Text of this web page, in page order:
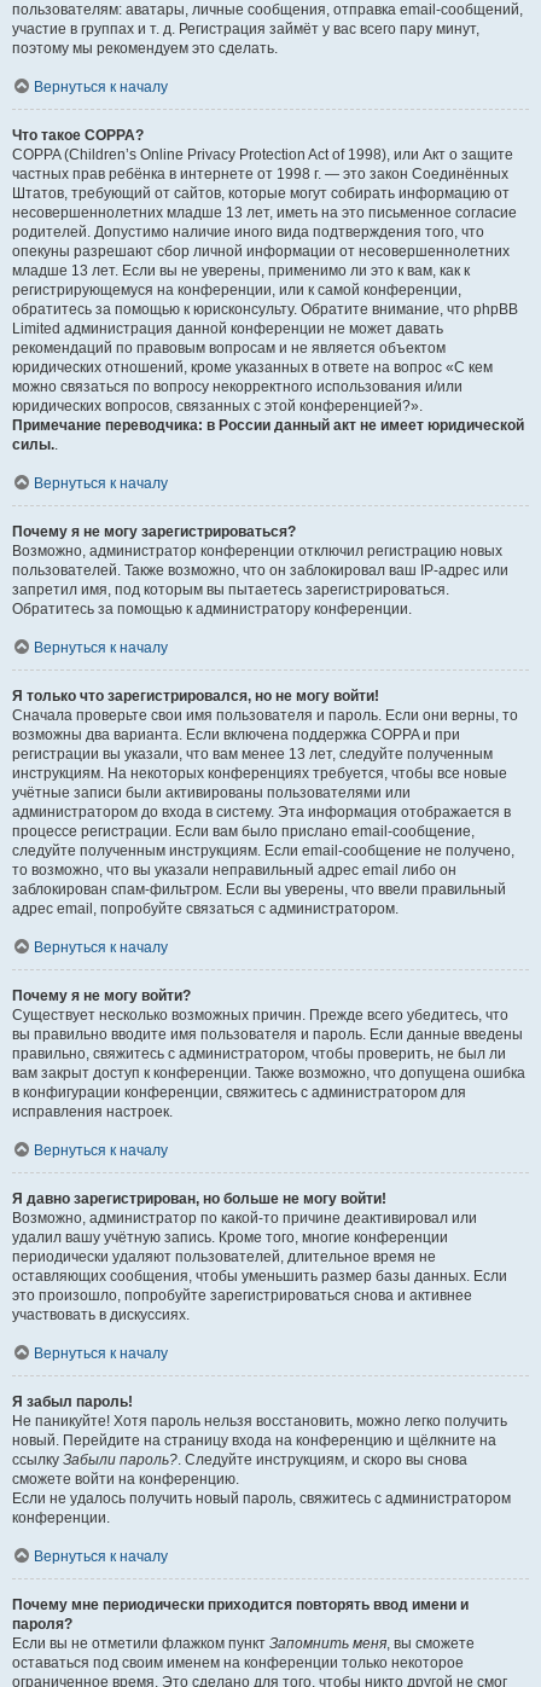
пользователям: аватары, личные сообщения, отправка email-сообщений,
участие в группах и т. д. Регистрация займёт у вас всего пару минут,
поэтому мы рекомендуем это сделать.
Вернуться к началу
Что такое COPPA?
COPPA (Children’s Online Privacy Protection Act of 1998), или Акт о защите
частных прав ребёнка в интернете от 1998 г. — это закон Соединённых
Штатов, требующий от сайтов, которые могут собирать информацию от
несовершеннолетних младше 13 лет, иметь на это письменное согласие
родителей. Допустимо наличие иного вида подтверждения того, что
опекуны разрешают сбор личной информации от несовершеннолетних
младше 13 лет. Если вы не уверены, применимо ли это к вам, как к
регистрирующемуся на конференции, или к самой конференции,
обратитесь за помощью к юрисконсульту. Обратите внимание, что phpBB
Limited администрация данной конференции не может давать
рекомендаций по правовым вопросам и не является объектом
юридических отношений, кроме указанных в ответе на вопрос «С кем
можно связаться по вопросу некорректного использования и/или
юридических вопросов, связанных с этой конференцией?».
Примечание переводчика: в России данный акт не имеет юридической
силы..
Вернуться к началу
Почему я не могу зарегистрироваться?
Возможно, администратор конференции отключил регистрацию новых
пользователей. Также возможно, что он заблокировал ваш IP-адрес или
запретил имя, под которым вы пытаетесь зарегистрироваться.
Обратитесь за помощью к администратору конференции.
Вернуться к началу
Я только что зарегистрировался, но не могу войти!
Сначала проверьте свои имя пользователя и пароль. Если они верны, то
возможны два варианта. Если включена поддержка COPPA и при
регистрации вы указали, что вам менее 13 лет, следуйте полученным
инструкциям. На некоторых конференциях требуется, чтобы все новые
учётные записи были активированы пользователями или
администратором до входа в систему. Эта информация отображается в
процессе регистрации. Если вам было прислано email-сообщение,
следуйте полученным инструкциям. Если email-сообщение не получено,
то возможно, что вы указали неправильный адрес email либо он
заблокирован спам-фильтром. Если вы уверены, что ввели правильный
адрес email, попробуйте связаться с администратором.
Вернуться к началу
Почему я не могу войти?
Существует несколько возможных причин. Прежде всего убедитесь, что
вы правильно вводите имя пользователя и пароль. Если данные введены
правильно, свяжитесь с администратором, чтобы проверить, не был ли
вам закрыт доступ к конференции. Также возможно, что допущена ошибка
в конфигурации конференции, свяжитесь с администратором для
исправления настроек.
Вернуться к началу
Я давно зарегистрирован, но больше не могу войти!
Возможно, администратор по какой-то причине деактивировал или
удалил вашу учётную запись. Кроме того, многие конференции
периодически удаляют пользователей, длительное время не
оставляющих сообщения, чтобы уменьшить размер базы данных. Если
это произошло, попробуйте зарегистрироваться снова и активнее
участвовать в дискуссиях.
Вернуться к началу
Я забыл пароль!
Не паникуйте! Хотя пароль нельзя восстановить, можно легко получить
новый. Перейдите на страницу входа на конференцию и щёлкните на
ссылку Забыли пароль?. Следуйте инструкциям, и скоро вы снова
сможете войти на конференцию.
Если не удалось получить новый пароль, свяжитесь с администратором
конференции.
Вернуться к началу
Почему мне периодически приходится повторять ввод имени и
пароля?
Если вы не отметили флажком пункт Запомнить меня, вы сможете
оставаться под своим именем на конференции только некоторое
ограниченное время. Это сделано для того, чтобы никто другой не смог